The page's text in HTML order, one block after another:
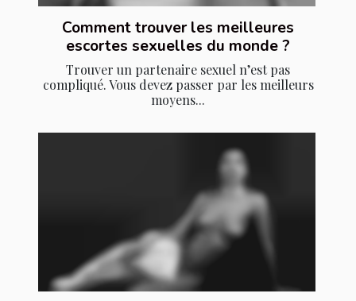
Comment trouver les meilleures
escortes sexuelles du monde ?
Trouver un partenaire sexuel n’est pas
compliqué. Vous devez passer par les meilleurs
moyens...